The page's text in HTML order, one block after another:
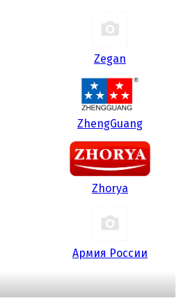
Zegan
ZhengGuang
Zhorya
Армия России